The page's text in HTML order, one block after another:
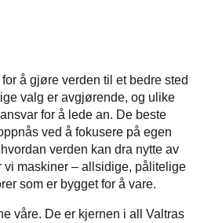
å gjøre verden til et bedre sted
valg er avgjørende, og ulike
for å lede an. De beste
ved å fokusere på egen
verden kan dra nytte av
vi maskiner – allsidige, pålitelige
som er bygget for å vare.
våre. De er kjernen i all Valtras